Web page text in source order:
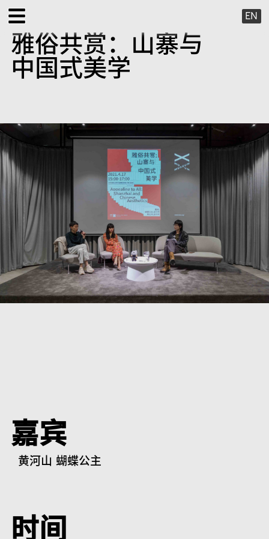
EN
展览
公共项目
特别项目
X 虚拟
出版项目
支持我们
关于我们
雅俗共赏：山寨与
中国式美学
嘉宾
黄河山 蝴蝶公主
时间